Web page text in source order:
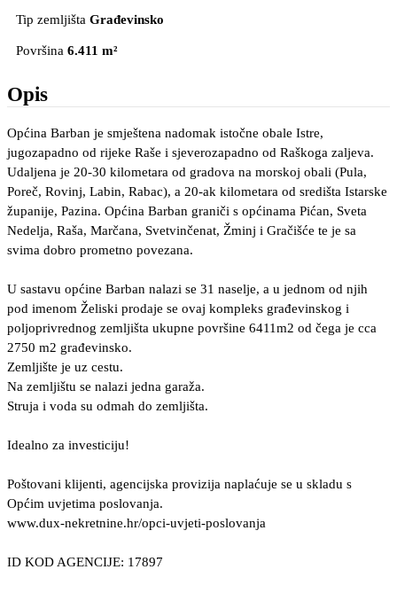
Tip zemljišta Građevinsko
Površina 6.411 m²
Opis
Općina Barban je smještena nadomak istočne obale Istre,
jugozapadno od rijeke Raše i sjeverozapadno od Raškoga zaljeva.
Udaljena je 20-30 kilometara od gradova na morskoj obali (Pula,
Poreč, Rovinj, Labin, Rabac), a 20-ak kilometara od središta Istarske
županije, Pazina. Općina Barban graniči s općinama Pićan, Sveta
Nedelja, Raša, Marčana, Svetvinčenat, Žminj i Gračišće te je sa
svima dobro prometno povezana.
U sastavu općine Barban nalazi se 31 naselje, a u jednom od njih
pod imenom Želiski prodaje se ovaj kompleks građevinskog i
poljoprivrednog zemljišta ukupne površine 6411m2 od čega je cca
2750 m2 građevinsko.
Zemljište je uz cestu.
Na zemljištu se nalazi jedna garaža.
Struja i voda su odmah do zemljišta.
Idealno za investiciju!
Poštovani klijenti, agencijska provizija naplaćuje se u skladu s
Općim uvjetima poslovanja.
www.dux-nekretnine.hr/opci-uvjeti-poslovanja
ID KOD AGENCIJE: 17897